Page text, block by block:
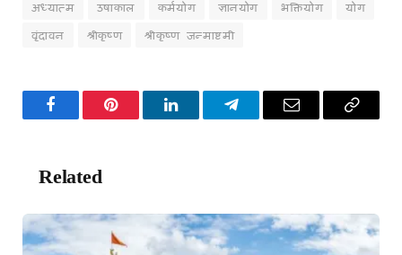
अध्यात्म
उषाकाल कर्मयोग ज्ञानयोग भक्तियोग
योग
वृंदावन
श्रीकृष्ण श्रीकृष्ण जन्माष्टमी
FacebookPinterest LinkedInTelegramEmail
Copy
Related